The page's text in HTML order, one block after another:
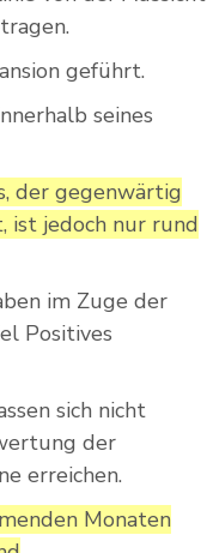
geführt.
seines
der gegenwärtig
ist jedoch nur rund
im Zuge der
Positives
sich nicht
der
erreichen.
Monaten